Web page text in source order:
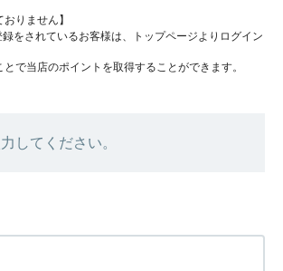
りません】
をされているお客様は、トップページよりログイン
で当店のポイントを取得することができます。
してください。